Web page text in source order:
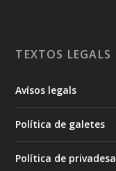
TEXTOS LEGALS
Avísos legals
Política de galetes
Política de privadesa